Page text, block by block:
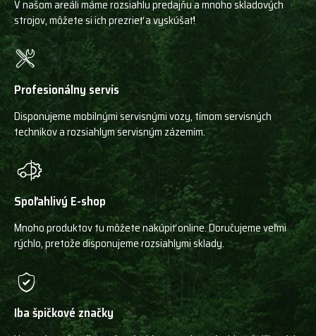
V našom areáli máme rozsiahlu predajňu a mnoho skladových
strojov, môžete si ich prezrieť a vyskúšať!
Profesionálny servis
Disponujeme mobilnými servisnými vozy, tímom servisných
technikov a rozsiahlym servisným zázemím.
Spoľahlivý E-shop
Mnoho produktov tu môžete nakúpiť online. Doručujeme veľmi
rýchlo, pretože disponujeme rozsiahlymi sklady.
Iba špičkové značky